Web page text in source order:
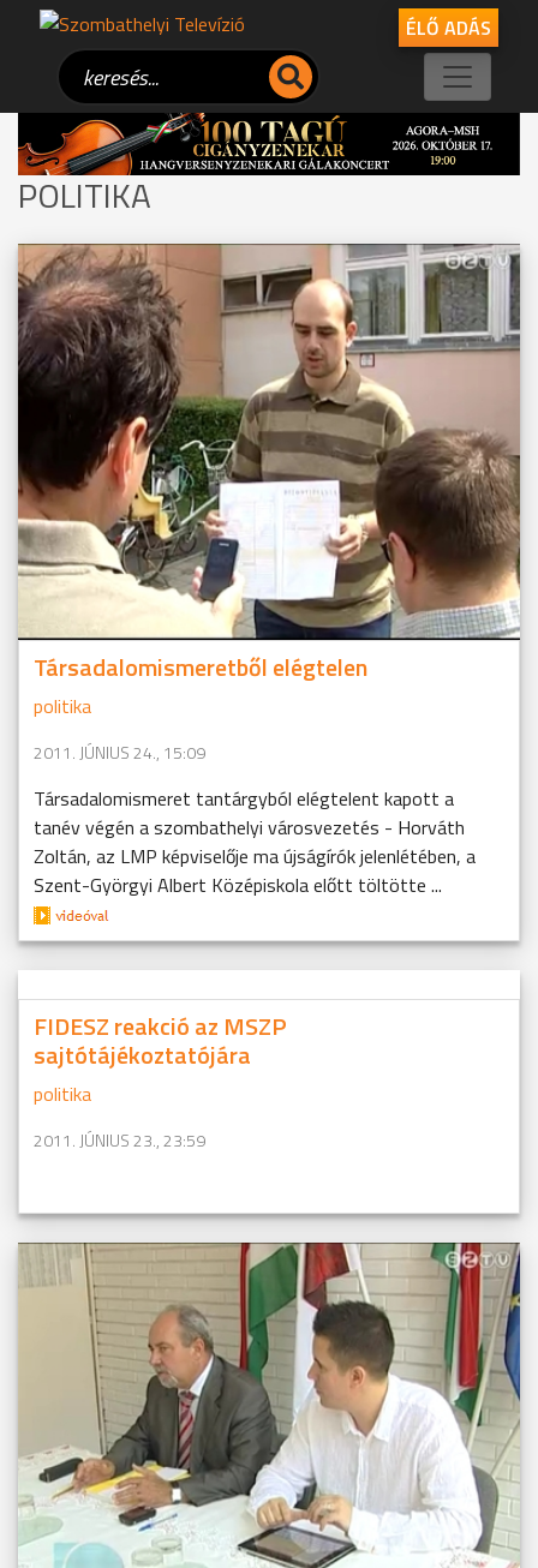
ÉLŐ ADÁS
POLITIKA
Társadalomismeretből elégtelen
politika
2011. JÚNIUS 24., 15:09
Társadalomismeret tantárgyból elégtelent kapott a
tanév végén a szombathelyi városvezetés - Horváth
Zoltán, az LMP képviselője ma újságírók jelenlétében, a
Szent-Györgyi Albert Középiskola előtt töltötte ...
FIDESZ reakció az MSZP
sajtótájékoztatójára
politika
2011. JÚNIUS 23., 23:59